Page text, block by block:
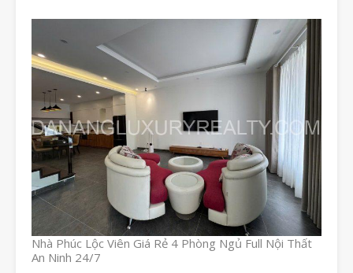
Nhà Phúc Lộc Viên Giá Rẻ 4 Phòng Ngủ Full Nội Thất
An Ninh 24/7